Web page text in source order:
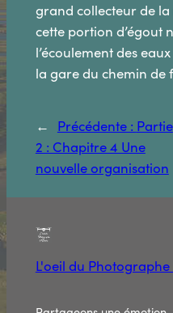
grand collecteur de la
cette portion d’égout
l’écoulement des
la gare du chemin de
← Précédente : Partie
2 : Chapitre 4 Une
nouvelle organisation
L'oeil du